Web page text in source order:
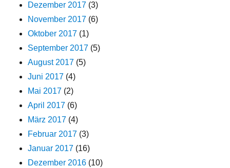
Dezember 2017 (3)
November 2017 (6)
Oktober 2017 (1)
September 2017 (5)
August 2017 (5)
Juni 2017 (4)
Mai 2017 (2)
April 2017 (6)
März 2017 (4)
Februar 2017 (3)
Januar 2017 (16)
Dezember 2016 (10)